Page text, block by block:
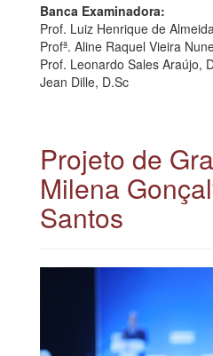
Banca Examinadora:
Prof. Luiz Henrique de
Profª. Aline Raquel Vieira
Prof. Leonardo Sales Araújo,
Jean Dille, D.Sc
Projeto de
Milena
Santos